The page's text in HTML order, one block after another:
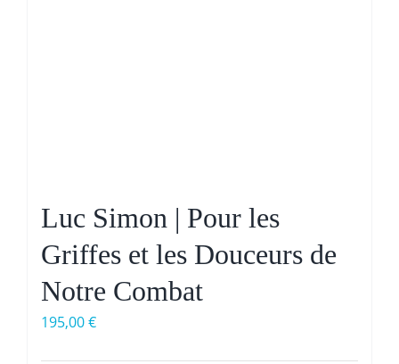
Luc Simon | Pour les
Griffes et les Douceurs de
Notre Combat
195,00€